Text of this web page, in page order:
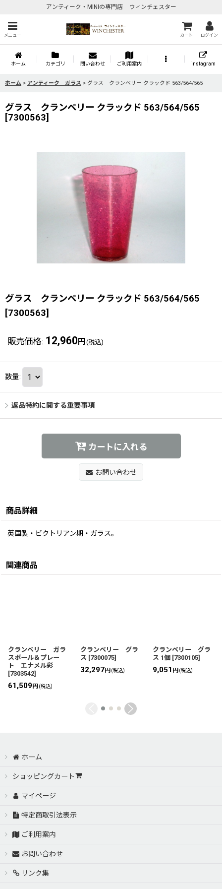
アンティーク・MINIの専門店 ウィンチェスター
メニュー カート ログイン
ホーム カテゴリ 問い合わせ ご利用案内 instagram
ホーム > アンティーク ガラス > グラス クランベリー クラックド 563/564/565
グラス クランベリー クラックド 563/564/565
[7300563]
グラス クランベリー クラックド 563/564/565
[7300563]
販売価格: 12,960 円 (税込)
数量:
返品特約に関する重要事項
カートに入れる
お問い合わせ
商品詳細
英国製・ビクトリアン期・ガラス。
関連商品
クランベリー ガラ
スボール＆プレー
ト エナメル彩
[7303542]
61,509円 (税込)
クランベリー グラ
ス [7300075]
32,297円 (税込)
クランベリー グラ
ス 1個 [7300105]
9,051 円 (税込)
ホーム
ショッピングカート
マイページ
特定商取引法表示
ご利用案内
お問い合わせ
リンク集